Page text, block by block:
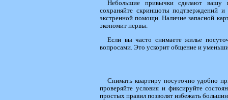
Небольшие привычки сделают вашу
сохраняйте скриншоты подтверждений и
экстренной помощи. Наличие запасной
экономит нервы.
Если вы часто снимаете жилье
вопросами. Это ускорит общение и
Снимать квартиру посуточно удобно
проверяйте условия и фиксируйте
простых правил позволят избежать